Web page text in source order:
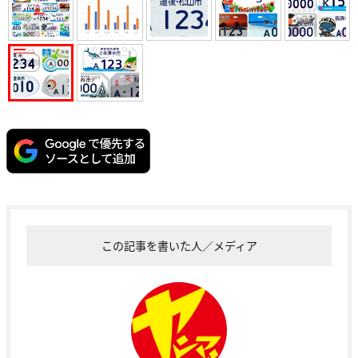
この記事を書いた人／メディア